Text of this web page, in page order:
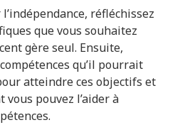
réfléchissez
que vous souhaitez
gère seul. Ensuite,
qu’il pourrait
atteindre ces objectifs et
vous pouvez l’aider à